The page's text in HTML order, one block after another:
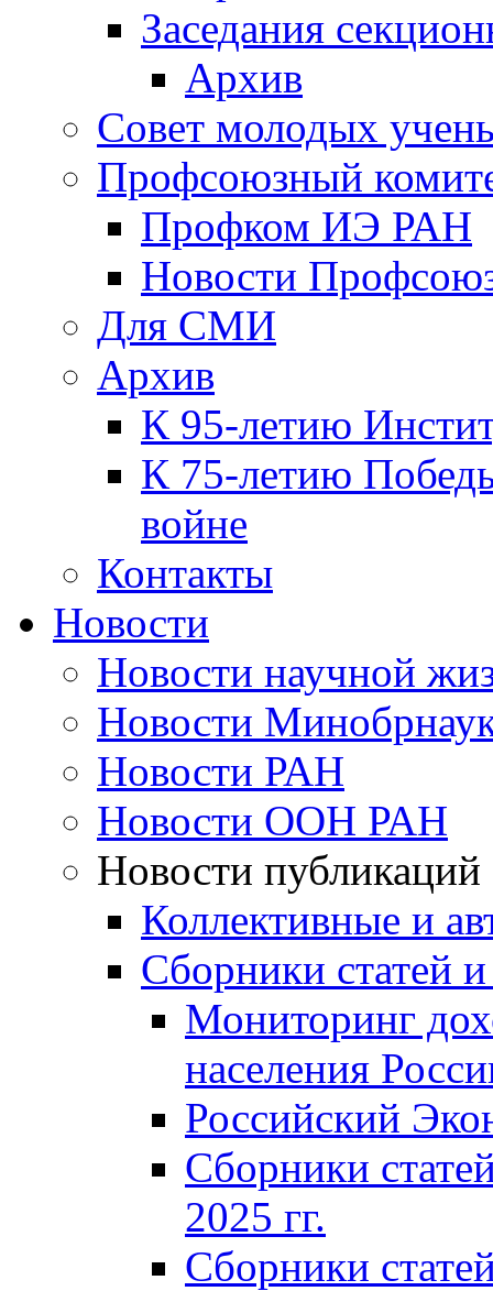
Заседания
Архив
Совет молодых
Профсоюзный
Профком ИЭ РАН
Новости
Для СМИ
Архив
К 95-летию
К 75-летию
войне
Контакты
Новости
Новости научной
Новости
Новости РАН
Новости ООН РАН
Новости публикаций
Коллективные и
Сборники статей
Мониторинг
населения
Российский
Сборники
2025 гг.
Сборники